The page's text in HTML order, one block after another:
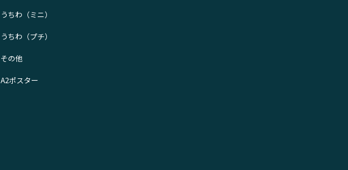
うちわ（ミニ）
うちわ（プチ）
その他
A2ポスター